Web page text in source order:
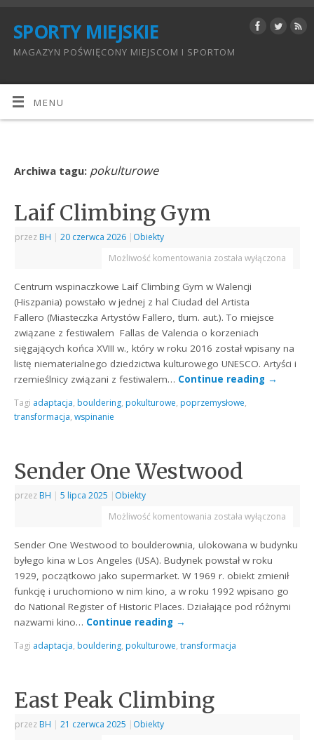
SPORTY MIEJSKIE
MAGAZYN POŚWIĘCONY MIEJSCOM I SPORTOM
MENU
Archiwa tagu: pokulturowe
Laif Climbing Gym
przez BH | 20 czerwca 2026 | Obiekty
Możliwość komentowania została wyłączona
Centrum wspinaczkowe Laif Climbing Gym w Walencji
(Hiszpania) powstało w jednej z hal Ciudad del Artista
Fallero (Miasteczka Artystów Fallero, tlum. aut.). To miejsce
związane z festiwalem Fallas de Valencia o korzeniach
sięgających końca XVIII w., który w roku 2016 został wpisany na
listę niematerialnego dziedzictwa kulturowego UNESCO. Artyści i
rzemieślnicy związani z festiwalem… Continue reading →
Tagi adaptacja, bouldering, pokulturowe, poprzemysłowe,
transformacja,wspinanie
Sender One Westwood
przez BH | 5 lipca 2025 | Obiekty
Możliwość komentowania została wyłączona
Sender One Westwood to boulderownia, ulokowana w budynku
byłego kina w Los Angeles (USA). Budynek powstał w roku
1929, początkowo jako supermarket. W 1969 r. obiekt zmienił
funkcję i uruchomiono w nim kino, a w roku 1992 wpisano go
do National Register of Historic Places. Działające pod różnymi
nazwami kino… Continue reading →
Tagi adaptacja, bouldering, pokulturowe,transformacja
East Peak Climbing
przez BH | 21 czerwca 2025 | Obiekty